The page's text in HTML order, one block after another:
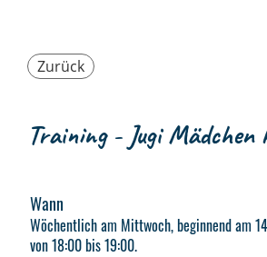
Zurück
Training - Jugi Mädchen
Wann
Wöchentlich am Mittwoch, beginnend am
von 18:00 bis 19:00.